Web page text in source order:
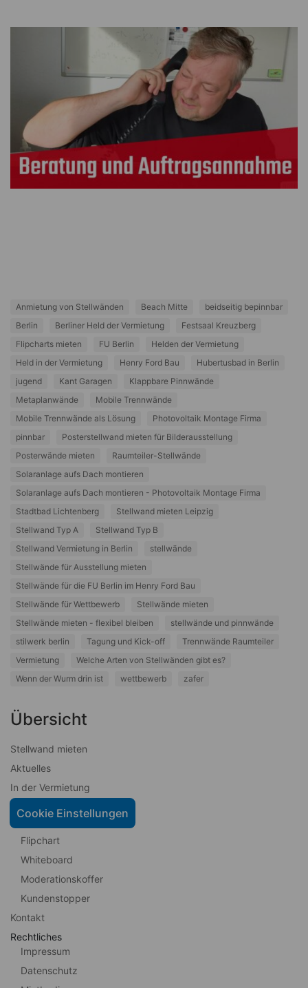
Cookie Einstellungen
Anmietung von Stellwänden Beach Mitte
beidseitig bepinnbar
Berlin
Berliner Held der Vermietung
Festsaal Kreuzberg
Flipcharts mieten
FU Berlin
Helden der Vermietung
Held in der Vermietung
Henry Ford Bau
Hubertusbad in Berlin
jugend
Kant Garagen
Klappbare Pinnwände
Metaplanwände
Mobile Trennwände
Mobile Trennwände als Lösung
Photovoltaik Montage Firma
pinnbar
Posterstellwand mieten für Bilderausstellung
Posterwände mieten
Raumteiler-Stellwände
Solaranlage aufs Dach montieren
Solaranlage aufs Dach montieren - Photovoltaik Montage Firma
Stadtbad Lichtenberg
Stellwand mieten Leipzig
Stellwand Typ A
Stellwand Typ B
Stellwand Vermietung in Berlin
stellwände
Stellwände für Ausstellung mieten
Stellwände für die FU Berlin im Henry Ford Bau
Stellwände für Wettbewerb
Stellwände mieten
Stellwände mieten - flexibel bleiben
stellwände und pinnwände
stilwerk berlin
Tagung und Kick-off
Trennwände Raumteiler
Vermietung
Welche Arten von Stellwänden gibt es?
Wenn der Wurm drin ist
wettbewerb zafer
Übersicht
Stellwand mieten
Aktuelles
In der Vermietung
Stellwand
Pinnwand
Flipchart
Whiteboard
Moderationskoffer
Kundenstopper
Kontakt
Rechtliches
Impressum
Datenschutz